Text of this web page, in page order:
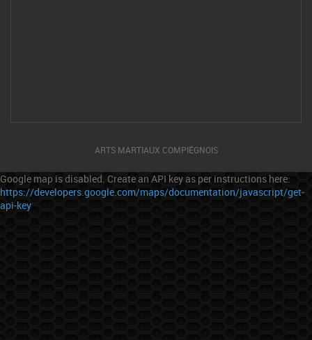
ARTS MARTIAUX COMPIÉGNOIS
Google map is disabled. Create an API key as per instructions here:
https://developers.google.com/maps/documentation/javascript/get-
api-key